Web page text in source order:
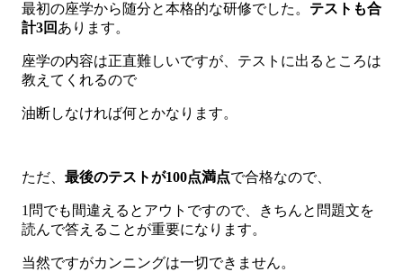
最初の座学から随分と本格的な研修でした。 テストも合
計3回 あります。
座学の内容は正直難しいですが、テストに出るところは
教えてくれるので
油断しなければ何とかなります。
ただ、 最後のテストが100点満点で合格なので、
1問でも間違えるとアウトですので、きちんと問題文を
読んで答えることが重要になります。
当然ですがカンニングは一切できません。